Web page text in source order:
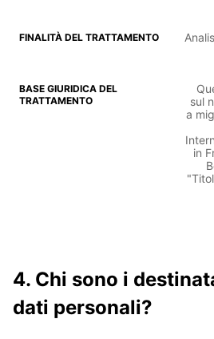
sul
a
in
4. Chi sono i
dati personali?